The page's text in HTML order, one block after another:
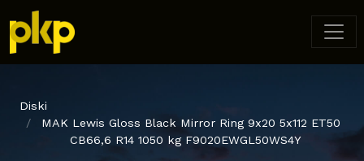
Diski
MAK Lewis Gloss Black Mirror Ring 9x20 5x112 ET50
CB66,6 R14 1050 kg F9020EWGL50WS4Y